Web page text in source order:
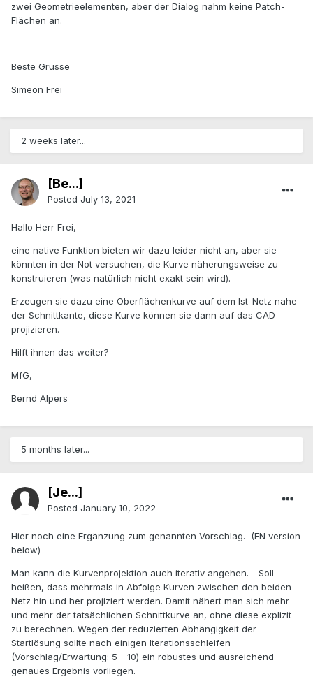
zwei Geometrieelementen, aber der Dialog nahm keine Patch-
Flächen an.
Beste Grüsse
Simeon Frei
2 weeks later...
[Be...]
Posted July 13, 2021
Hallo Herr Frei,
eine native Funktion bieten wir dazu leider nicht an, aber sie
könnten in der Not versuchen, die Kurve näherungsweise zu
konstruieren (was natürlich nicht exakt sein wird).
Erzeugen sie dazu eine Oberflächenkurve auf dem Ist-Netz nahe
der Schnittkante, diese Kurve können sie dann auf das CAD
projizieren.
Hilft ihnen das weiter?
MfG,
Bernd Alpers
5 months later...
[Je...]
Posted January 10, 2022
Hier noch eine Ergänzung zum genannten Vorschlag. (EN version
below)
Man kann die Kurvenprojektion auch iterativ angehen. - Soll
heißen, dass mehrmals in Abfolge Kurven zwischen den beiden
Netz hin und her projiziert werden. Damit nähert man sich mehr
und mehr der tatsächlichen Schnittkurve an, ohne diese explizit
zu berechnen. Wegen der reduzierten Abhängigkeit der
Startlösung sollte nach einigen Iterationsschleifen
(Vorschlag/Erwartung: 5 - 10) ein robustes und ausreichend
genaues Ergebnis vorliegen.